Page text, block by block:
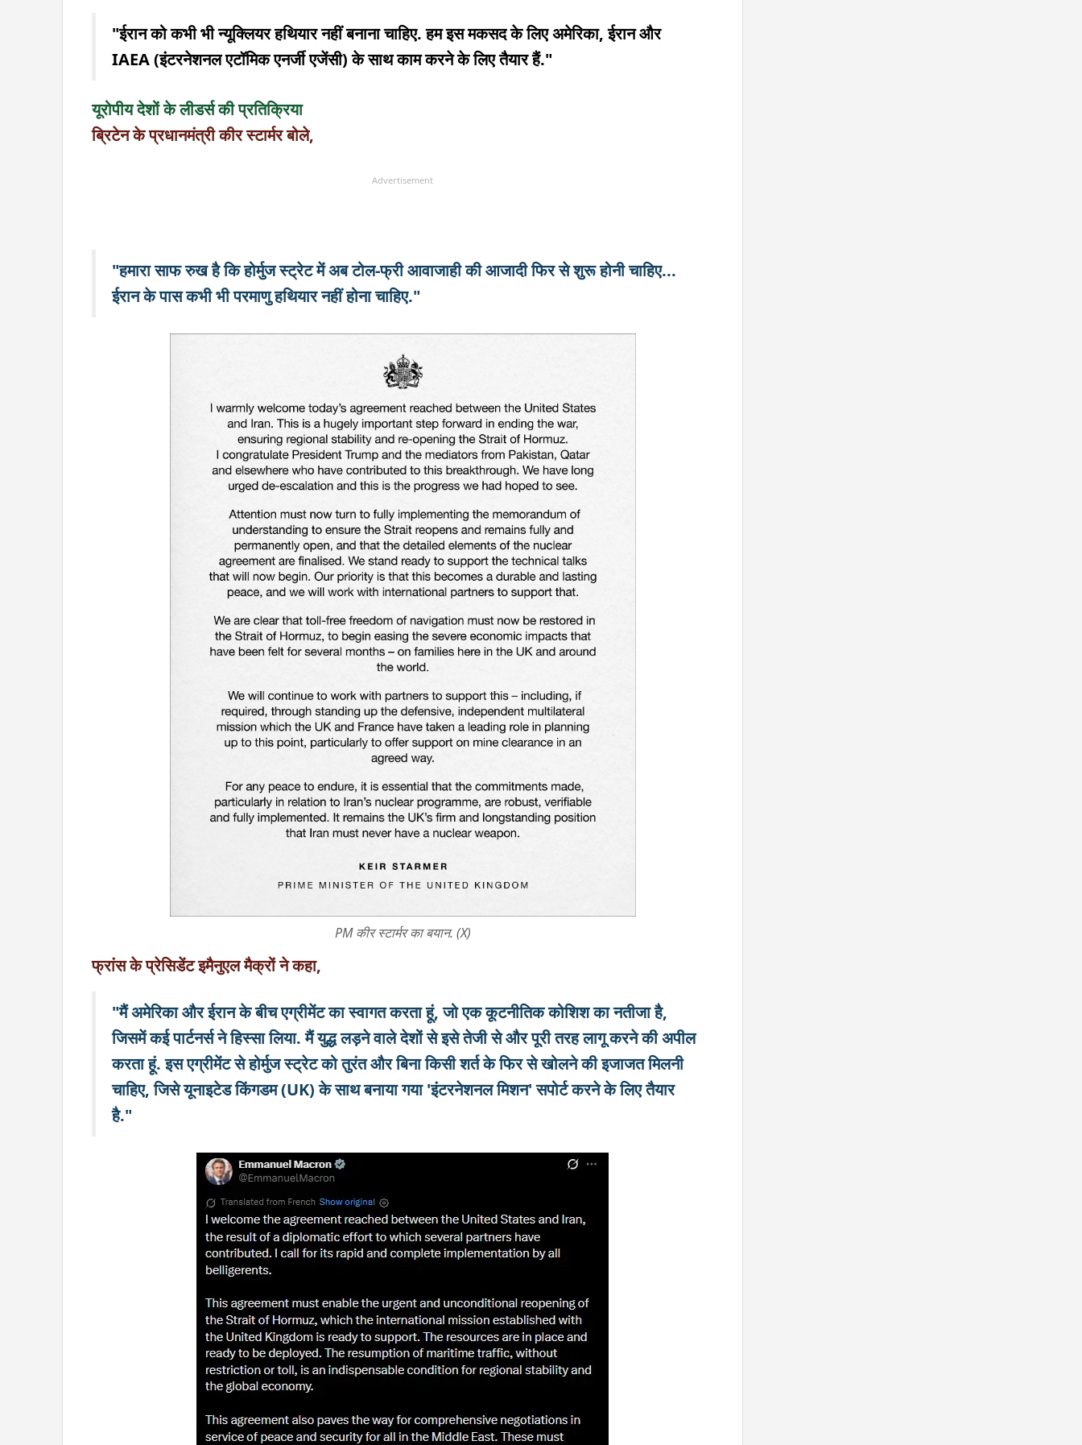
"ईरान को कभी भी न्यूक्लियर हथियार नहीं बनाना चाहिए. हम इस मकसद के लिए अमेरिका, ईरान और
IAEA (इंटरनेशनल एटॉमिक एनर्जी एजेंसी) के साथ काम करने के लिए तैयार हैं."
यूरोपीय देशों के लीडर्स की प्रतिक्रिया
ब्रिटेन के प्रधानमंत्री कीर स्टार्मर बोले,
Advertisement
"हमारा साफ रुख है कि होर्मुज स्ट्रेट में अब टोल-फ्री आवाजाही की आजादी फिर से शुरू होनी चाहिए...
ईरान के पास कभी भी परमाणु हथियार नहीं होना चाहिए."
PM कीर स्टार्मर का बयान. (X)
फ्रांस के प्रेसिडेंट इमैनुएल मैक्रों ने कहा,
"मैं अमेरिका और ईरान के बीच एग्रीमेंट का स्वागत करता हूं, जो एक कूटनीतिक कोशिश का नतीजा है,
जिसमें कई पार्टनर्स ने हिस्सा लिया. मैं युद्ध लड़ने वाले देशों से इसे तेजी से और पूरी तरह लागू करने की अपील
करता हूं. इस एग्रीमेंट से होर्मुज स्ट्रेट को तुरंत और बिना किसी शर्त के फिर से खोलने की इजाजत मिलनी
चाहिए, जिसे यूनाइटेड किंगडम (UK) के साथ बनाया गया 'इंटरनेशनल मिशन' सपोर्ट करने के लिए तैयार
है."